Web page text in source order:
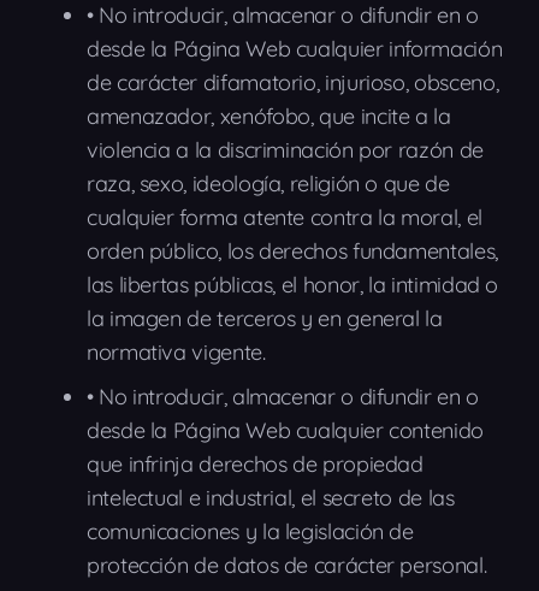
• No introducir, almacenar o difundir en o
desde la Página Web cualquier información
de carácter difamatorio, injurioso, obsceno,
amenazador, xenófobo, que incite a la
violencia a la discriminación por razón de
raza, sexo, ideología, religión o que de
cualquier forma atente contra la moral, el
orden público, los derechos fundamentales,
las libertas públicas, el honor, la intimidad o
la imagen de terceros y en general la
normativa vigente.
• No introducir, almacenar o difundir en o
desde la Página Web cualquier contenido
que infrinja derechos de propiedad
intelectual e industrial, el secreto de las
comunicaciones y la legislación de
protección de datos de carácter personal.